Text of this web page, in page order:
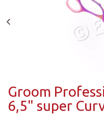
Groom
6,5" super